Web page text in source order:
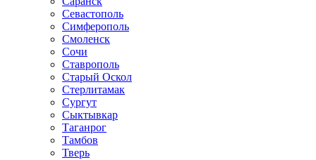
Севастополь
Симферополь
Смоленск
Сочи
Ставрополь
Старый Оскол
Стерлитамак
Сургут
Сыктывкар
Таганрог
Тамбов
Тверь